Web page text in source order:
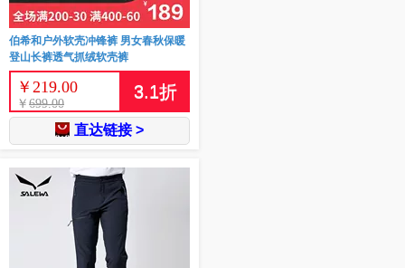
伯希和户外软壳冲锋裤 男女春秋保暖
登山长裤透气抓绒软壳裤
￥ 219.00
￥ 699.00
3.1折
直达链接 >